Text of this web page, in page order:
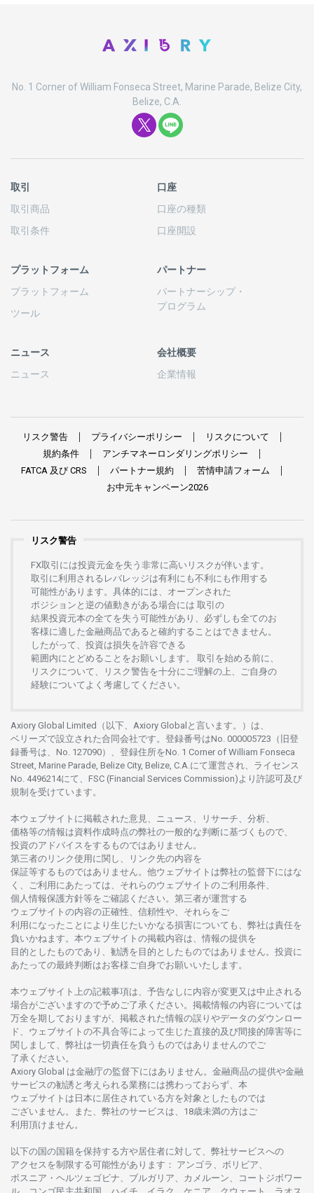
No. 1 Corner of William Fonseca Street, Marine Parade, Belize City,
Belize, C.A.
取引
取引商品
取引条件
口座
口座の種類
口座開設
プラットフォーム
プラットフォーム
ツール
パートナー
パートナーシップ・
プログラム
ニュース
ニュース
会社概要
企業情報
リスク警告 プライバシーポリシー
リスクについて
規約条件
アンチマネーロンダリングポリシー
FATCA 及び CRS パートナー規約 苦情申請フォーム
お中元キャンペーン2026
リスク警告
FX取引には投資元金を失う 非常に高い リスクが伴います。
取引に利用さ れる レバレッジは有利にも不利にも作用する
可能性があります。 具体的には、 オープンさ れた
ポジションと 逆の値動きがある場合には 取引の
結果投資元本の全てを失う 可能性があり、 必ずしも全てのお
客様に適した金融商品であると 確約することはできません。
したがって、 投資は損失を許容できる
範囲内にとどめることをお願いします 。 取引を始める前に、
リスクについて、
リスク警告を十分に ご理解の 上、 ご自身の
経験について よく 考慮してください。
Axiory Global Limited（以下、Axiory Globalと言います。）は、
ベリーズで設立さ れた合同会社です。 登録番号はNo. 000005723（旧登
録番号は、No. 127090）、 登録住所をNo. 1 Corner of William Fonseca
Street, Marine Parade, Belize City, Belize, C.A.にて運営さ れ、 ライセンス
No. 4496214にて、FSC (Financial Services Commission)より 許認可及び
規制を受けています。
本ウェブサイトに掲載さ れた意見、ニュース、リサーチ、分析、
価格等の情報は資料作成時点の弊社の一般的な判断に基づくもので、
投資のアドバイスをするものではありません。
第三者の リンク使用に関し、 リンク先の内容を
保証等するものではありません。 他ウェブサイトは弊社の監督下にはな
く、
ご利用に あたっては、 それらのウェブサイトの ご利用条件、
個人情報保護方針等を ご確認ください。 第三者が運営する
ウェブサイトの内容の正確性、信頼性や、それらをご
利用になったことにより 生じたいかなる損害についても、 弊社は責任を
負いかね ます。 本ウェブサイトの掲載内容は、 情報の提供を
目的としたものであり、 勧誘を 目的としたものではありません。 投資に
あたっての最終判断はお客様ご自身でお願いいたします。
本ウェブサイト 上の記載事項は、 予告なしに 内容が変更又は中止さ れる
場合がございますので予めご了承ください。 掲載情報の内容については
万全を期しておりますが、 掲載さ れた情報の誤りやデータのダウンロー
ド、 ウェブサイトの不具合等に よって生じた 直接的及び間接的障害等に
関し まして、 弊社は一切責任を負うものではありませんのでご
了承ください。
Axiory Global は金融庁の監督下にはありません。 金融商品の提供や金融
サービスの勧誘と 考えられる業務には携わっておらず、 本
ウェブサイトは 日本に 居住さ れている方を対象としたものでは
ございません。
また、 弊社のサービスは、18歳未満の方は ご
利用頂けません 。
以下の国の国籍を保持する方や居住者に対して、 弊社サービスへの
アクセスを制限する可能性があります ： アンゴラ、ボリビア、
ボスニア ・ ヘルツェゴビナ、ブルガリア、カメルーン、コートジボワー